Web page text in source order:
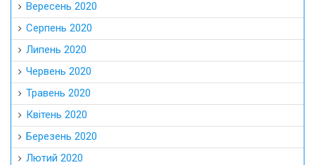
Вересень 2020
Серпень 2020
Липень 2020
Червень 2020
Травень 2020
Квітень 2020
Березень 2020
Лютий 2020